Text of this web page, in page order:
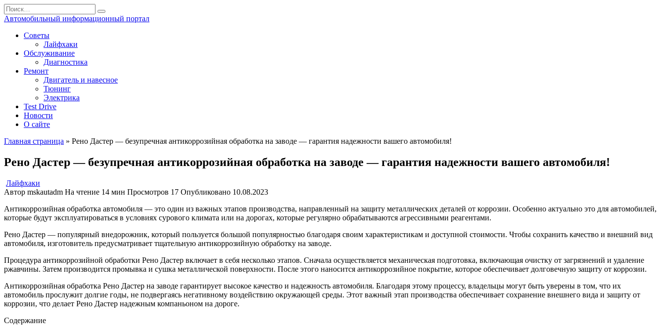
Перейти
к
Search
for:
Автомобильный информационный портал
Советы
Лайфхаки
Обслуживание
Диагностика
Ремонт
Двигатель и навесное
Тюнинг
Электрика
Test Drive
Новости
О сайте
Главная страница » Рено Дастер — безупречная антикоррозийная обработка на заводе — гарантия надежности вашего автомобиля!
Рено Дастер — безупречная антикоррозийная обработка на заводе — гарантия надежности вашего автомобиля!
Лайфхаки
Автор mskautadm На чтение 14 мин Просмотров 17 Опубликовано 10.08.2023
Антикоррозийная обработка автомобиля — это один из важных этапов производства, направленный на защиту металлических деталей от коррозии. Особенно актуально это для автомобилей,
которые будут эксплуатироваться в условиях сурового климата или на дорогах, которые регулярно обрабатываются агрессивными реагентами.
Рено Дастер — популярный внедорожник, который пользуется большой популярностью благодаря своим характеристикам и доступной стоимости. Чтобы сохранить качество и внешний вид
автомобиля, изготовитель предусматривает тщательную антикоррозийную обработку на заводе.
Процедура антикоррозийной обработки Рено Дастер включает в себя несколько этапов. Сначала осуществляется механическая подготовка, включающая очистку от загрязнений и удаление
ржавчины. Затем производится промывка и сушка металлической поверхности. После этого наносится антикоррозийное покрытие, которое обеспечивает долговечную защиту от коррозии.
Антикоррозийная обработка Рено Дастер на заводе гарантирует высокое качество и надежность автомобиля. Благодаря этому процессу, владельцы могут быть уверены в том, что их
автомобиль прослужит долгие годы, не подвергаясь негативному воздействию окружающей среды. Этот важный этап производства обеспечивает сохранение внешнего вида и защиту от
коррозии, что делает Рено Дастер надежным компаньоном на дороге.
Содержание